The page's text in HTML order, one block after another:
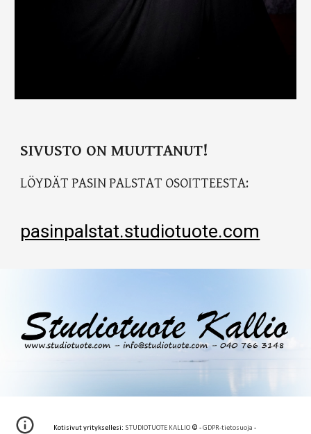
SIVUSTO ON MUUTTANUT!
LÖYDÄT PASIN PALSTAT OSOITTEESTA:
pasinpalstat.studiotuote.com
Kotisivut yrityksellesi: STUDIOTUOTE KALLIO © -GDPR-tietosuoja -